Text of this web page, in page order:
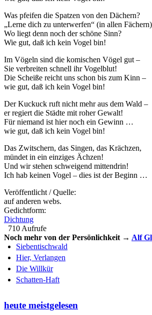
Was pfeifen die Spatzen von den Dächern?
„Lerne dich zu unterwerfen“ (in allen
Wo liegt denn noch der schöne Sinn?
Wie gut, daß ich kein Vogel bin!
Im Vögeln sind die komischen Vögel gut –
Sie verbreiten schnell ihr Vogelblut!
Die Scheiße reicht uns schon bis zum Kinn –
wie gut, daß ich kein Vogel bin!
Der Kuckuck ruft nicht mehr aus dem Wald –
er regiert die Städte mit roher Gewalt!
Für niemand ist hier noch ein Gewinn …
wie gut, daß ich kein Vogel bin!
Das Zwitschern, das Singen, das Krächzen,
mündet in ein einziges Ächzen!
Und wir stehen schweigend mittendrin!
Ich hab keinen Vogel – dies ist der Beginn …
Veröffentlicht / Quelle:
auf anderen webs.
Gedichtform:
Dichtung
710 Aufrufe
Noch mehr von der Persönlichkeit → Alf
Siebentischwald
Hier, Verlangen
Die Willkür
Schatten-Haft
heute meistgelesen